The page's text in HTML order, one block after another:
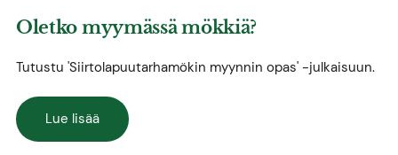
Oletko myymässä mökkiä?
Tutustu 'Siirtolapuutarhamökin myynnin opas' -julkaisuun.
Lue lisää